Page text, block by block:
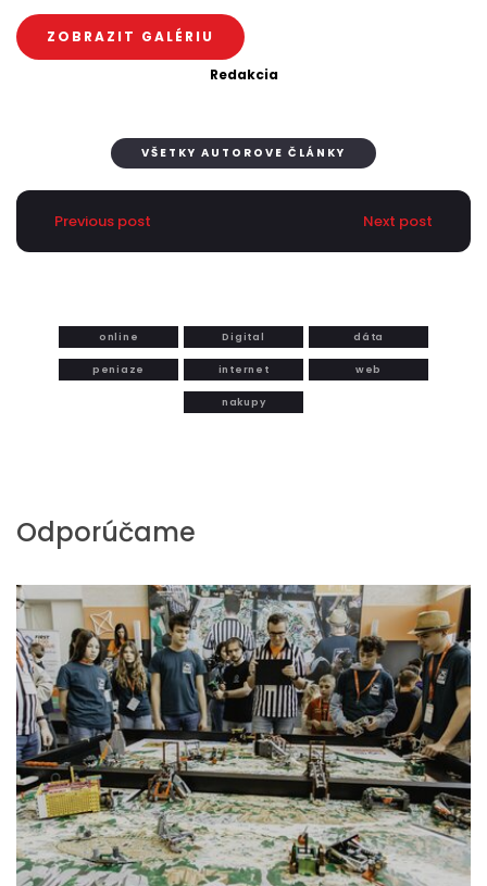
ZOBRAZIT GALÉRIU
Redakcia
VŠETKY AUTOROVE ČLÁNKY
Previous post Next post
online Digital dáta
peniaze internet web
nakupy
Odporúčame